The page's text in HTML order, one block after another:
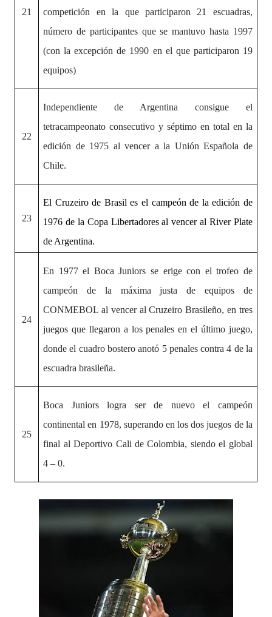
21
competición en la que participaron 21 escuadras,
número de participantes que se mantuvo hasta 1997
(con la excepción de 1990 en el que participaron 19
equipos)
22
Independiente de Argentina consigue el
tetracampeonato consecutivo y séptimo en total en la
edición de 1975 al vencer a la Unión Española de
Chile.
23
El Cruzeiro de Brasil es el campeón de la edición de
1976 de la Copa Libertadores al vencer al River Plate
de Argentina.
24
En 1977 el Boca Juniors se erige con el trofeo de
campeón de la máxima justa de equipos de
CONMEBOL al vencer al Cruzeiro Brasileño, en tres
juegos que llegaron a los penales en el último juego,
donde el cuadro bostero anotó 5 penales contra 4 de la
escuadra brasileña.
25
Boca Juniors logra ser de nuevo el campeón
continental en 1978, superando en los dos juegos de la
final al Deportivo Cali de Colombia, siendo el global
4 – 0.